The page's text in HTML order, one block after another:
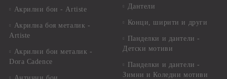
Акрилни бои - Artiste
Акрилна боя металик -
Artiste
Акрилни бои металик -
Dora Cadence
Дантели
Конци, ширити и други
Панделки и дантели -
Детски мотиви
Панделки и дантели -
Зимни и Коледни мотиви